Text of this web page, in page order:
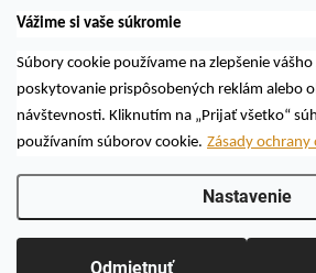
Vážime si vaše súkromie
Súbory cookie používame na zlepšenie
poskytovanie prispôsobených reklám alebo
návštevnosti. Kliknutím na „Prijať všetko“
používaním súborov cookie. Zásady
Nastavenie
Odmietnuť
Copyright 2026Včelárske a poľovnícke
Všetky práva vyhradené.
Upraviť